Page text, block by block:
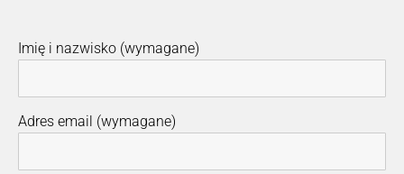
Imię i nazwisko (wymagane)
Adres email (wymagane)